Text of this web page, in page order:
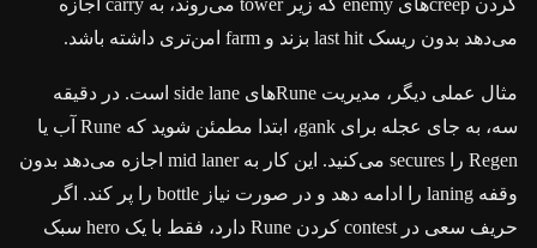
می‌دهد بدون ریسک last hit بزند و farm امن‌تری داشته باشد.
مثال عملی دیگر، مدیریت Runeهای side lane است. در دقیقه
سه، به جای عجله برای gank، ابتدا مطمئن شوید که Rune آب یا
Regen را secures می‌کنید. این کار به mid laner اجازه می‌دهد بدون
وقفه laning را ادامه دهد و در صورت نیاز bottle را پر کند. اگر
حریف سعی در contest کردن Rune دارد، فقط با یک hero سبک